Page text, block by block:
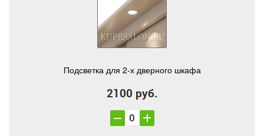
Подсветка для 2-х дверного шкафа
2100 руб.